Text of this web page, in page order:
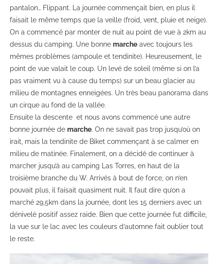
pantalon… Flippant. La journée commençait bien, en plus il
faisait le même temps que la veille (froid, vent, pluie et neige).
On a commencé par monter de nuit au point de vue à 2km au
dessus du camping. Une bonne marche avec toujours les
mêmes problèmes (ampoule et tendinite). Heureusement, le
point de vue valait le coup. Un levé de soleil (même si on l’a
pas vraiment vu à cause du temps) sur un beau glacier au
milieu de montagnes enneigées. Un très beau panorama dans
un cirque au fond de la vallée.
Ensuite la descente et nous avons commencé une autre
bonne journée de marche. On ne savait pas trop jusqu’où on
irait, mais la tendinite de Biket commençant à se calmer en
milieu de matinée. Finalement, on a décidé de continuer à
marcher jusqu’à au camping Las Torres, en haut de la
troisième branche du W. Arrivés à bout de force, on n’en
pouvait plus, il faisait quasiment nuit. Il faut dire qu’on a
marché 29,5km dans la journée, dont les 15 derniers avec un
dénivelé positif assez raide. Bien que cette journée fut difficile,
la vue sur le lac avec les couleurs d’automne fait oublier tout
le reste.